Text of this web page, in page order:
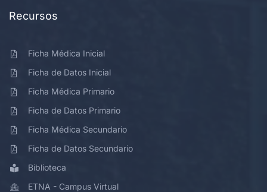
Recursos
Ficha Médica Inicial
Ficha de Datos Inicial
Ficha Médica Primario
Ficha de Datos Primario
Ficha Médica Secundario
Ficha de Datos Secundario
Biblioteca
ETNA - Campus Virtual